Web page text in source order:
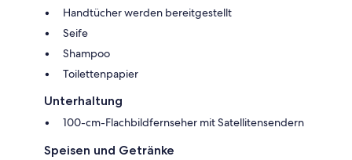
Handtücher werden bereitgestellt
Seife
Shampoo
Toilettenpapier
Unterhaltung
100-cm-Flachbildfernseher mit Satellitensendern
Speisen und Getränke